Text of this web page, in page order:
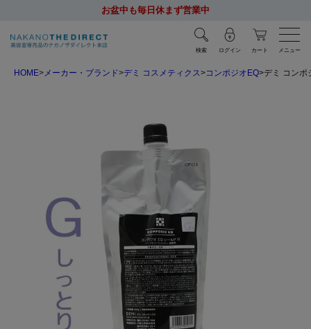
お盆中も毎日休まず営業中
検索 ログイン カート メニュー
HOME メーカー・ブランド デミ コスメティクス コンポジオEQ デミ コンポ